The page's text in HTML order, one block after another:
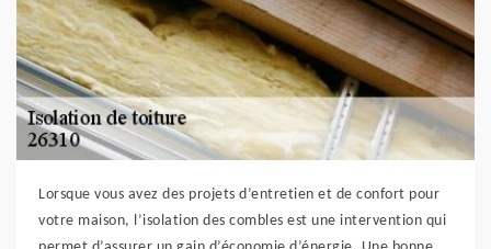
Lorsque vous avez des projets d’entretien et de confort pour
votre maison, l’isolation des combles est une intervention qui